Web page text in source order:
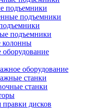
подъемники
подъемники
подъемники
колонны
оборудование
станки
станки
правки дисков